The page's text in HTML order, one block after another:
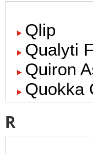
Qlip
Qualyti
Quiron
Quokka
R